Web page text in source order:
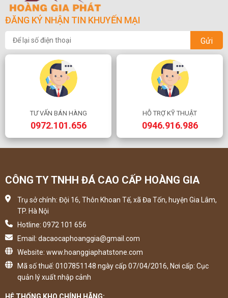
ĐĂNG KÝ NHẬN TIN KHUYẾN MẠI
Gửi
TƯ VẤN BÁN HÀNG
0972.101.656
HỖ TRỢ KỸ THUẬT
0946.916.986
CÔNG TY TNHH ĐÁ CAO CẤP HOÀNG GIA
Trụ sở chính: Đội 16, Thôn Khoan Tế, xã Đa Tốn, huyện Gia Lâm,
TP. Hà Nội
Hotline: 0972 101 656
Email: dacaocaphoanggia@gmail.com
Website: www.hoanggiaphatstone.com
Mã số thuế: 0107851148 ngày cấp 07/04/2016, Nơi cấp: Cục
quản lý xuất nhập cảnh